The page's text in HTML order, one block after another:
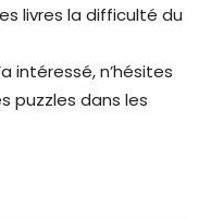
livres la difficulté du
intéressé, n’hésites
puzzles dans les